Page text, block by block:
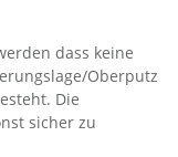
dass keine
Oberputz
Die
sicher zu